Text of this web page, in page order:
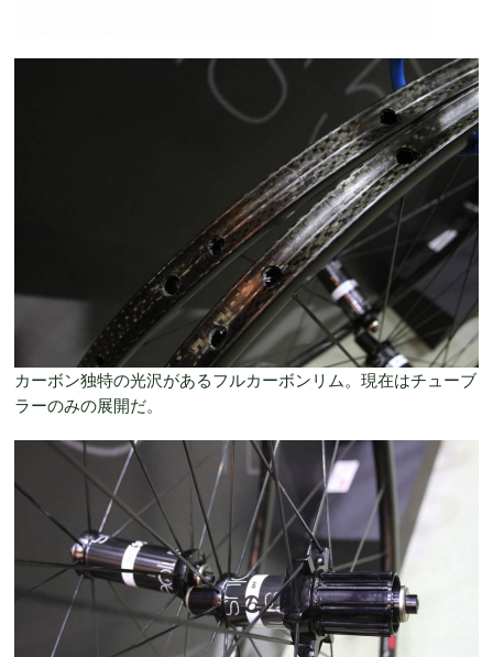
カーボン独特の光沢があるフルカーボンリム。現在はチューブ
ラーのみの展開だ。